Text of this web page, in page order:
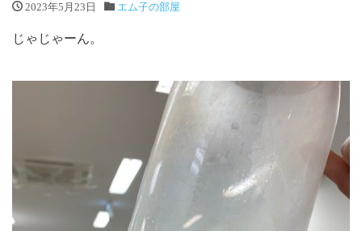
2023年5月23日 エム子の部屋
じゃじゃーん。